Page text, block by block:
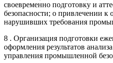
своевременно подготовку и
безопасности; о привлечении к
нарушивших требования
8 . Организация подготовки
оформления результатов
управления промышленной